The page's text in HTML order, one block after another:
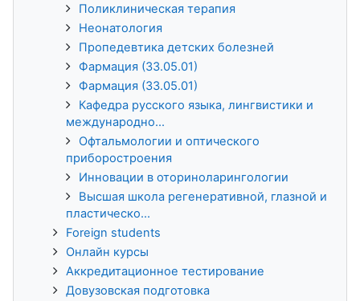
Поликлиническая терапия
Неонатология
Пропедевтика детских болезней
Фармация (33.05.01)
Фармация (33.05.01)
Кафедра русского языка, лингвистики и
международно...
Офтальмологии и оптического
приборостроения
Инновации в оториноларингологии
Высшая школа регенеративной, глазной и
пластическо...
Foreign students
Онлайн курсы
Аккредитационное тестирование
Довузовская подготовка